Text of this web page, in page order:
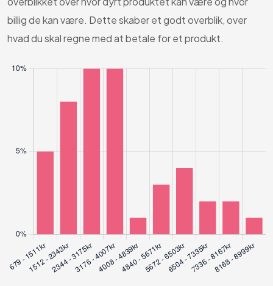
billig de kan være. Dette skaber et godt overblik, over
hvad du skal regne med at betale for et produkt.